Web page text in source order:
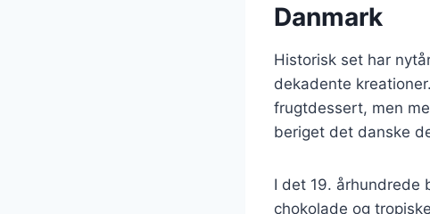
Danmark
Historisk set har
dekadente
frugtdessert, men
beriget det danske
I det 19. århundrede
chokolade og